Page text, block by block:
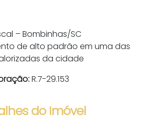
– Bombinhas/SC
de alto padrão em uma das
da cidade
R.7-29.153
do Imóvel